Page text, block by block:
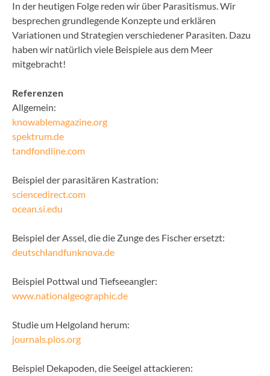
In der heutigen Folge reden wir über Parasitismus. Wir
besprechen grundlegende Konzepte und erklären
Variationen und Strategien verschiedener Parasiten. Dazu
haben wir natürlich viele Beispiele aus dem Meer
mitgebracht!
Referenzen
Allgemein:
knowablemagazine.org
spektrum.de
tandfondline.com
Beispiel der parasitären Kastration:
sciencedirect.com
ocean.si.edu
Beispiel der Assel, die die Zunge des Fischer ersetzt:
deutschlandfunknova.de
Beispiel Pottwal und Tiefseeangler:
www.nationalgeographic.de
Studie um Helgoland herum:
journals.plos.org
Beispiel Dekapoden, die Seeigel attackieren: